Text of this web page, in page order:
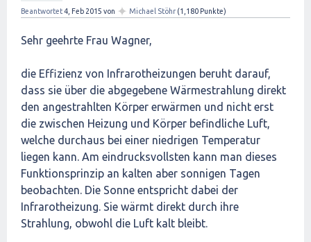
Beantwortet4, Feb 2015 von ✦ Michael Stöhr (1,180 Punkte)
Sehr geehrte Frau Wagner,
die Effizienz von Infrarotheizungen beruht darauf,
dass sie über die abgegebene Wärmestrahlung direkt
den angestrahlten Körper erwärmen und nicht erst
die zwischen Heizung und Körper befindliche Luft,
welche durchaus bei einer niedrigen Temperatur
liegen kann. Am eindrucksvollsten kann man dieses
Funktionsprinzip an kalten aber sonnigen Tagen
beobachten. Die Sonne entspricht dabei der
Infrarotheizung. Sie wärmt direkt durch ihre
Strahlung, obwohl die Luft kalt bleibt.